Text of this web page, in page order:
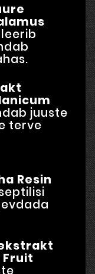
juuste
terve
Resin